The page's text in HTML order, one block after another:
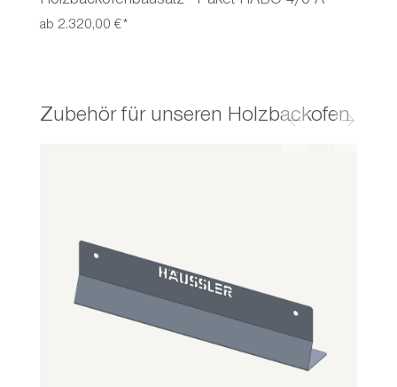
ab 2.320,00 €*
Produktgalerie überspringen
Zubehör für unseren Holzbackofen